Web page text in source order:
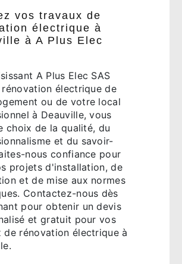
vos travaux de
électrique à
à A Plus Elec
A Plus Elec SAS
électrique de
ou de votre local
à Deauville, vous
choix de la qualité, du
et du savoir-
nous confiance pour
projets d'installation, de
et de mise aux normes
Contactez-nous dès
pour obtenir un devis
et gratuit pour vos
de rénovation électrique à